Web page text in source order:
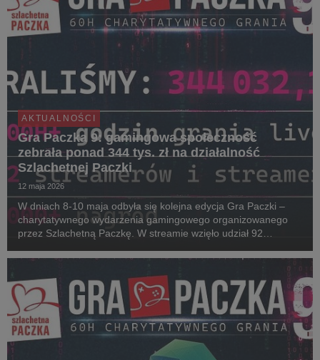
AKTUALNOŚCI
Gra Paczka 9: gamingowa społeczność
zebrała ponad 344 tys. zł na działalność
Szlachetnej Paczki
12 maja 2026
W dniach 8-10 maja odbyła się kolejna edycja Gra Paczki –
charytatywnego wydarzenia gamingowego organizowanego
przez Szlachetną Paczkę. W streamie wzięło udział 92
Noble Cup zwyciężył Enno, który wraz ze swoją ...